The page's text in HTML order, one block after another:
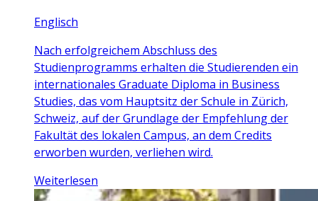
Englisch
Nach erfolgreichem Abschluss des
Studienprogramms erhalten die Studierenden ein
internationales Graduate Diploma in Business
Studies, das vom Hauptsitz der Schule in Zürich,
Schweiz, auf der Grundlage der Empfehlung der
Fakultät des lokalen Campus, an dem Credits
erworben wurden, verliehen wird.
Weiterlesen